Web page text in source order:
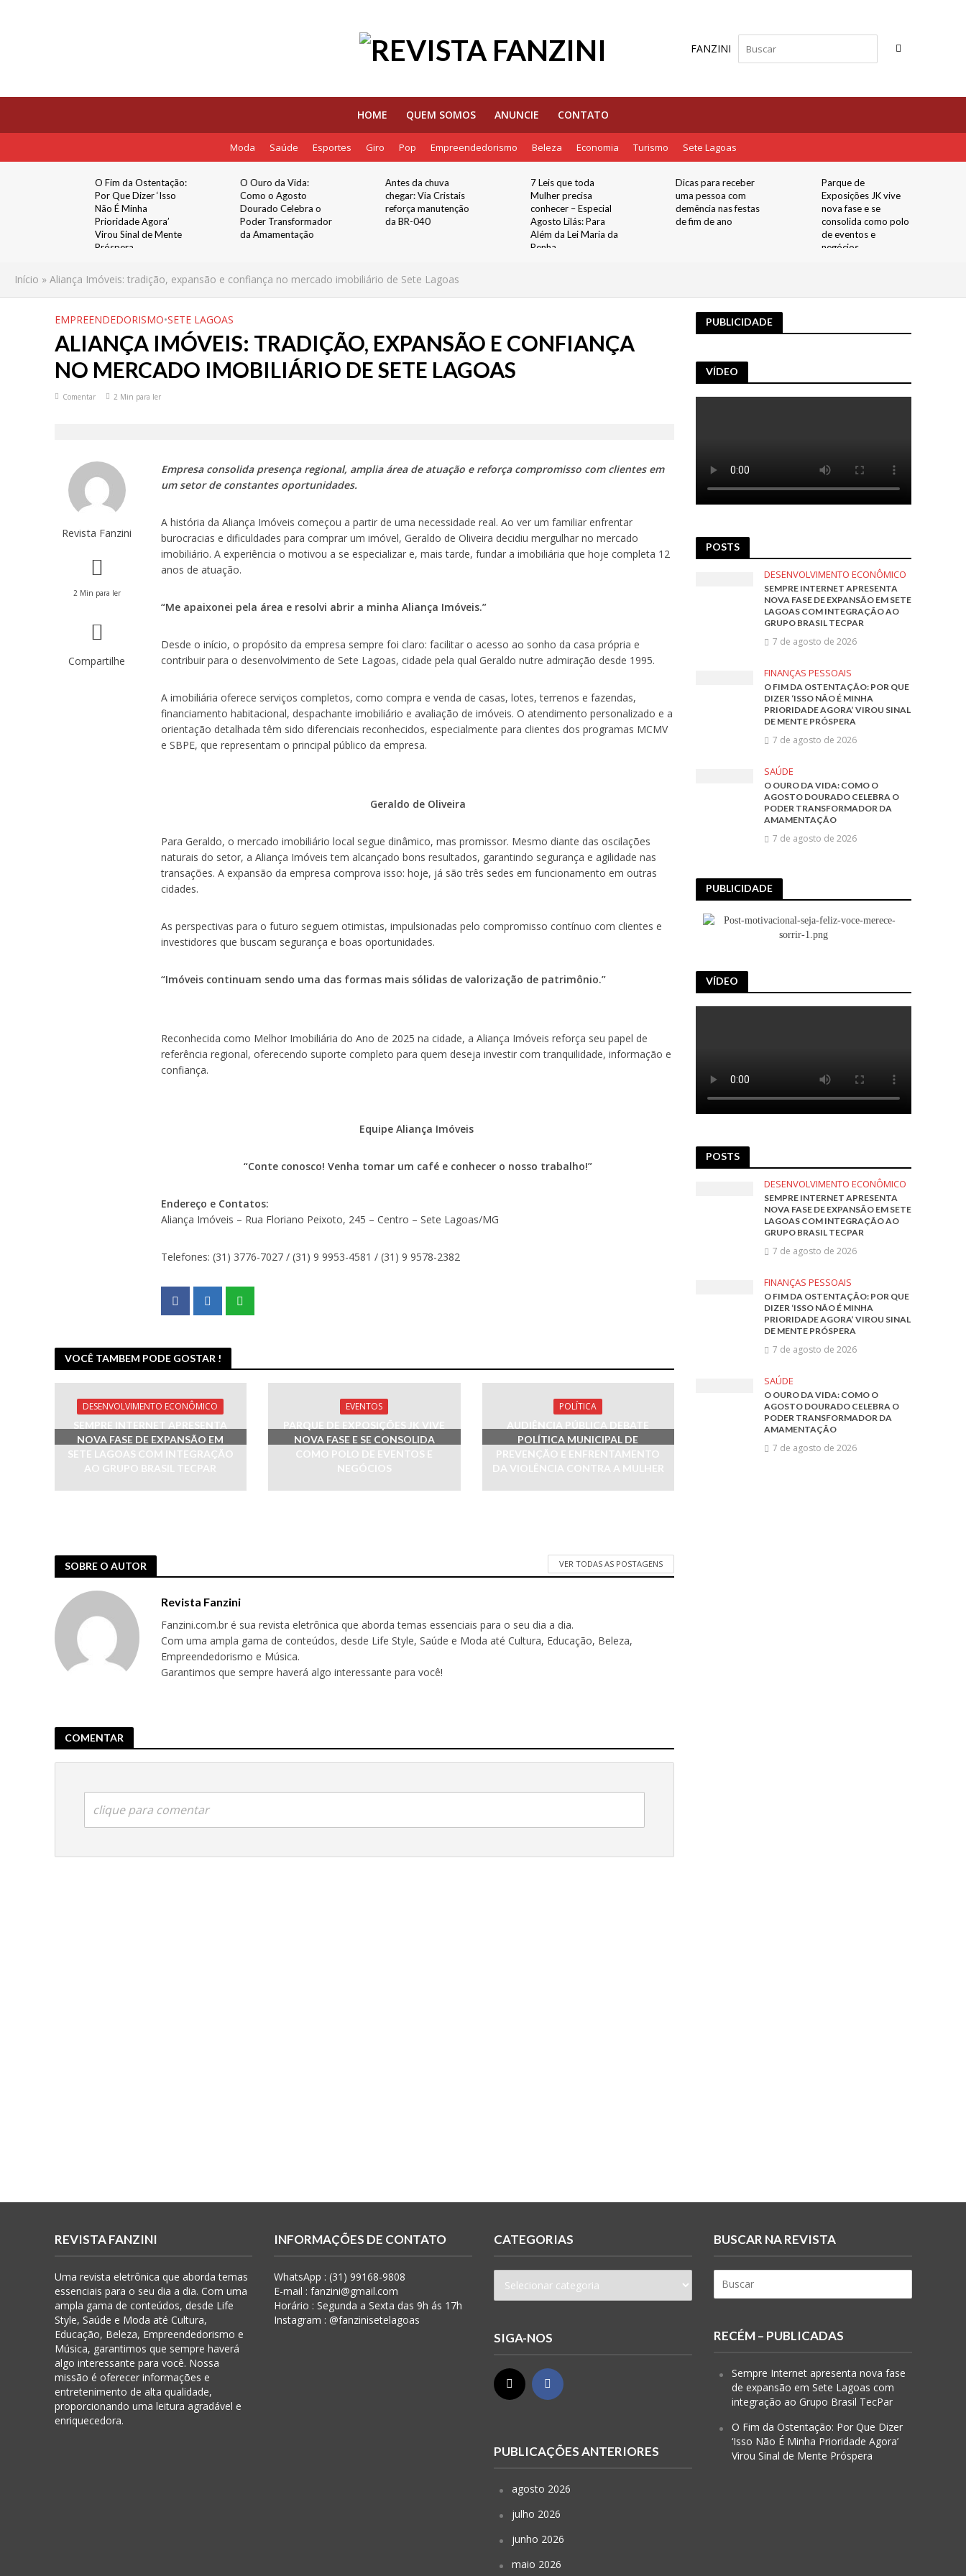
FANZINI
HOME QUEM SOMOS ANUNCIE CONTATO
Moda Saúde Esportes Giro Pop Empreendedorismo Beleza Economia Turismo Sete Lagoas
O Ouro da Vida:
Como o Agosto
Dourado Celebra o
Poder Transformador
da Amamentação
Antes da chuva
chegar: Via Cristais
reforça manutenção
da BR-040
7 Leis que toda
Mulher precisa
conhecer – Especial
Agosto Lilás: Para
Dicas para receber
uma pessoa com
demência nas festas
de fim de ano
Parque de
Exposições JK vive
nova fase e se
consolida como polo
Tecnologia contra a
Vulnerabilidade
Noturna: Belo
Horizonte Inaugura o
Primeiro ‘Abrigo
Amigo’ para Proteger
Início » Aliança Imóveis: tradição, expansão e confiança no mercado imobiliário de Sete Lagoas
EMPREENDEDORISMO•SETE LAGOAS
ALIANÇA IMÓVEIS: TRADIÇÃO, EXPANSÃO E CONFIANÇA
NO MERCADO IMOBILIÁRIO DE SETE LAGOAS
Comentar 2 Min para ler
Revista Fanzini
2 Min para ler
Compartilhe
Empresa consolida presença regional, amplia área de atuação e reforça compromisso com clientes em
um setor de constantes oportunidades.
A história da Aliança Imóveis começou a partir de uma necessidade real. Ao ver um familiar enfrentar
burocracias e dificuldades para comprar um imóvel, Geraldo de Oliveira decidiu mergulhar no mercado
imobiliário. A experiência o motivou a se especializar e, mais tarde, fundar a imobiliária que hoje completa 12
anos de atuação.
“Me apaixonei pela área e resolvi abrir a minha Aliança Imóveis.”
Desde o início, o propósito da empresa sempre foi claro: facilitar o acesso ao sonho da casa própria e
contribuir para o desenvolvimento de Sete Lagoas, cidade pela qual Geraldo nutre admiração desde 1995.
A imobiliária oferece serviços completos, como compra e venda de casas, lotes, terrenos e fazendas,
financiamento habitacional, despachante imobiliário e avaliação de imóveis. O atendimento personalizado e a
orientação detalhada têm sido diferenciais reconhecidos, especialmente para clientes dos programas MCMV
e SBPE, que representam o principal público da empresa.
Geraldo de Oliveira
Para Geraldo, o mercado imobiliário local segue dinâmico, mas promissor. Mesmo diante das oscilações
naturais do setor, a Aliança Imóveis tem alcançado bons resultados, garantindo segurança e agilidade nas
transações. A expansão da empresa comprova isso: hoje, já são três sedes em funcionamento em outras
cidades.
As perspectivas para o futuro seguem otimistas, impulsionadas pelo compromisso contínuo com clientes e
investidores que buscam segurança e boas oportunidades.
“Imóveis continuam sendo uma das formas mais sólidas de valorização de patrimônio.”
Reconhecida como Melhor Imobiliária do Ano de 2025 na cidade, a Aliança Imóveis reforça seu papel de
referência regional, oferecendo suporte completo para quem deseja investir com tranquilidade, informação e
confiança.
Equipe Aliança Imóveis
“Conte conosco! Venha tomar um café e conhecer o nosso trabalho!”
Endereço e Contatos:
Aliança Imóveis – Rua Floriano Peixoto, 245 – Centro – Sete Lagoas/MG
Telefones: (31) 3776-7027 / (31) 9 9953-4581 / (31) 9 9578-2382
VOCÊ TAMBEM PODE GOSTAR !
DESENVOLVIMENTO ECONÔMICO
SEMPRE INTERNET APRESENTA
NOVA FASE DE EXPANSÃO EM
SETE LAGOAS COM INTEGRAÇÃO
AO GRUPO BRASIL TECPAR
EVENTOS
PARQUE DE EXPOSIÇÕES JK VIVE
NOVA FASE E SE CONSOLIDA
COMO POLO DE EVENTOS E
NEGÓCIOS
POLÍTICA
AUDIÊNCIA PÚBLICA DEBATE
POLÍTICA MUNICIPAL DE
PREVENÇÃO E ENFRENTAMENTO
DA VIOLÊNCIA CONTRA A MULHER
SOBRE O AUTOR VER TODAS AS POSTAGENS
Revista Fanzini
Fanzini.com.br é sua revista eletrônica que aborda temas essenciais para o seu dia a dia.
Com uma ampla gama de conteúdos, desde Life Style, Saúde e Moda até Cultura, Educação, Beleza,
Empreendedorismo e Música.
Garantimos que sempre haverá algo interessante para você!
COMENTAR
clique para comentar
PUBLICIDADE
VÍDEO
POSTS
DESENVOLVIMENTO ECONÔMICO
SEMPRE INTERNET APRESENTA
NOVA FASE DE EXPANSÃO EM SETE
LAGOAS COM INTEGRAÇÃO AO
GRUPO BRASIL TECPAR
7 de agosto de 2026
FINANÇAS PESSOAIS
O FIM DA OSTENTAÇÃO: POR QUE
DIZER ‘ISSO NÃO É MINHA
PRIORIDADE AGORA’ VIROU SINAL
DE MENTE PRÓSPERA
7 de agosto de 2026
SAÚDE
O OURO DA VIDA: COMO O
AGOSTO DOURADO CELEBRA O
PODER TRANSFORMADOR DA
AMAMENTAÇÃO
7 de agosto de 2026
PUBLICIDADE
VÍDEO
POSTS
DESENVOLVIMENTO ECONÔMICO
SEMPRE INTERNET APRESENTA
NOVA FASE DE EXPANSÃO EM SETE
LAGOAS COM INTEGRAÇÃO AO
GRUPO BRASIL TECPAR
7 de agosto de 2026
FINANÇAS PESSOAIS
O FIM DA OSTENTAÇÃO: POR QUE
DIZER ‘ISSO NÃO É MINHA
PRIORIDADE AGORA’ VIROU SINAL
DE MENTE PRÓSPERA
7 de agosto de 2026
SAÚDE
O OURO DA VIDA: COMO O
AGOSTO DOURADO CELEBRA O
PODER TRANSFORMADOR DA
AMAMENTAÇÃO
7 de agosto de 2026
REVISTA FANZINI
Uma revista eletrônica que aborda temas
essenciais para o seu dia a dia. Com uma
ampla gama de conteúdos, desde Life
Style, Saúde e Moda até Cultura,
Educação, Beleza, Empreendedorismo e
Música, garantimos que sempre haverá
algo interessante para você. Nossa
missão é oferecer informações e
entretenimento de alta qualidade,
proporcionando uma leitura agradável e
enriquecedora.
INFORMAÇÕES DE CONTATO
WhatsApp : (31) 99168-9808
E-mail : fanzini@gmail.com
Horário : Segunda a Sexta das 9h ás 17h
Instagram : @fanzinisetelagoas
CATEGORIAS
SIGA-NOS
PUBLICAÇÕES ANTERIORES
agosto 2026
julho 2026
junho 2026
maio 2026
BUSCAR NA REVISTA
RECÉM – PUBLICADAS
Sempre Internet apresenta nova fase
de expansão em Sete Lagoas com
integração ao Grupo Brasil TecPar
O Fim da Ostentação: Por Que Dizer
‘Isso Não É Minha Prioridade Agora’
Virou Sinal de Mente Próspera